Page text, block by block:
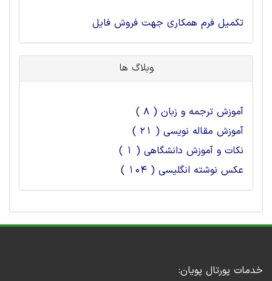
تکمیل فرم همکاری جهت فروش فایل
وبلاگ ها
آموزش ترجمه و زبان ( 8 )
آموزش مقاله نویسی ( 21 )
نکات و آموزش دانشگاهی ( 1 )
عکس نوشته انگلیسی ( 104 )
خدمات پورتال پویان: